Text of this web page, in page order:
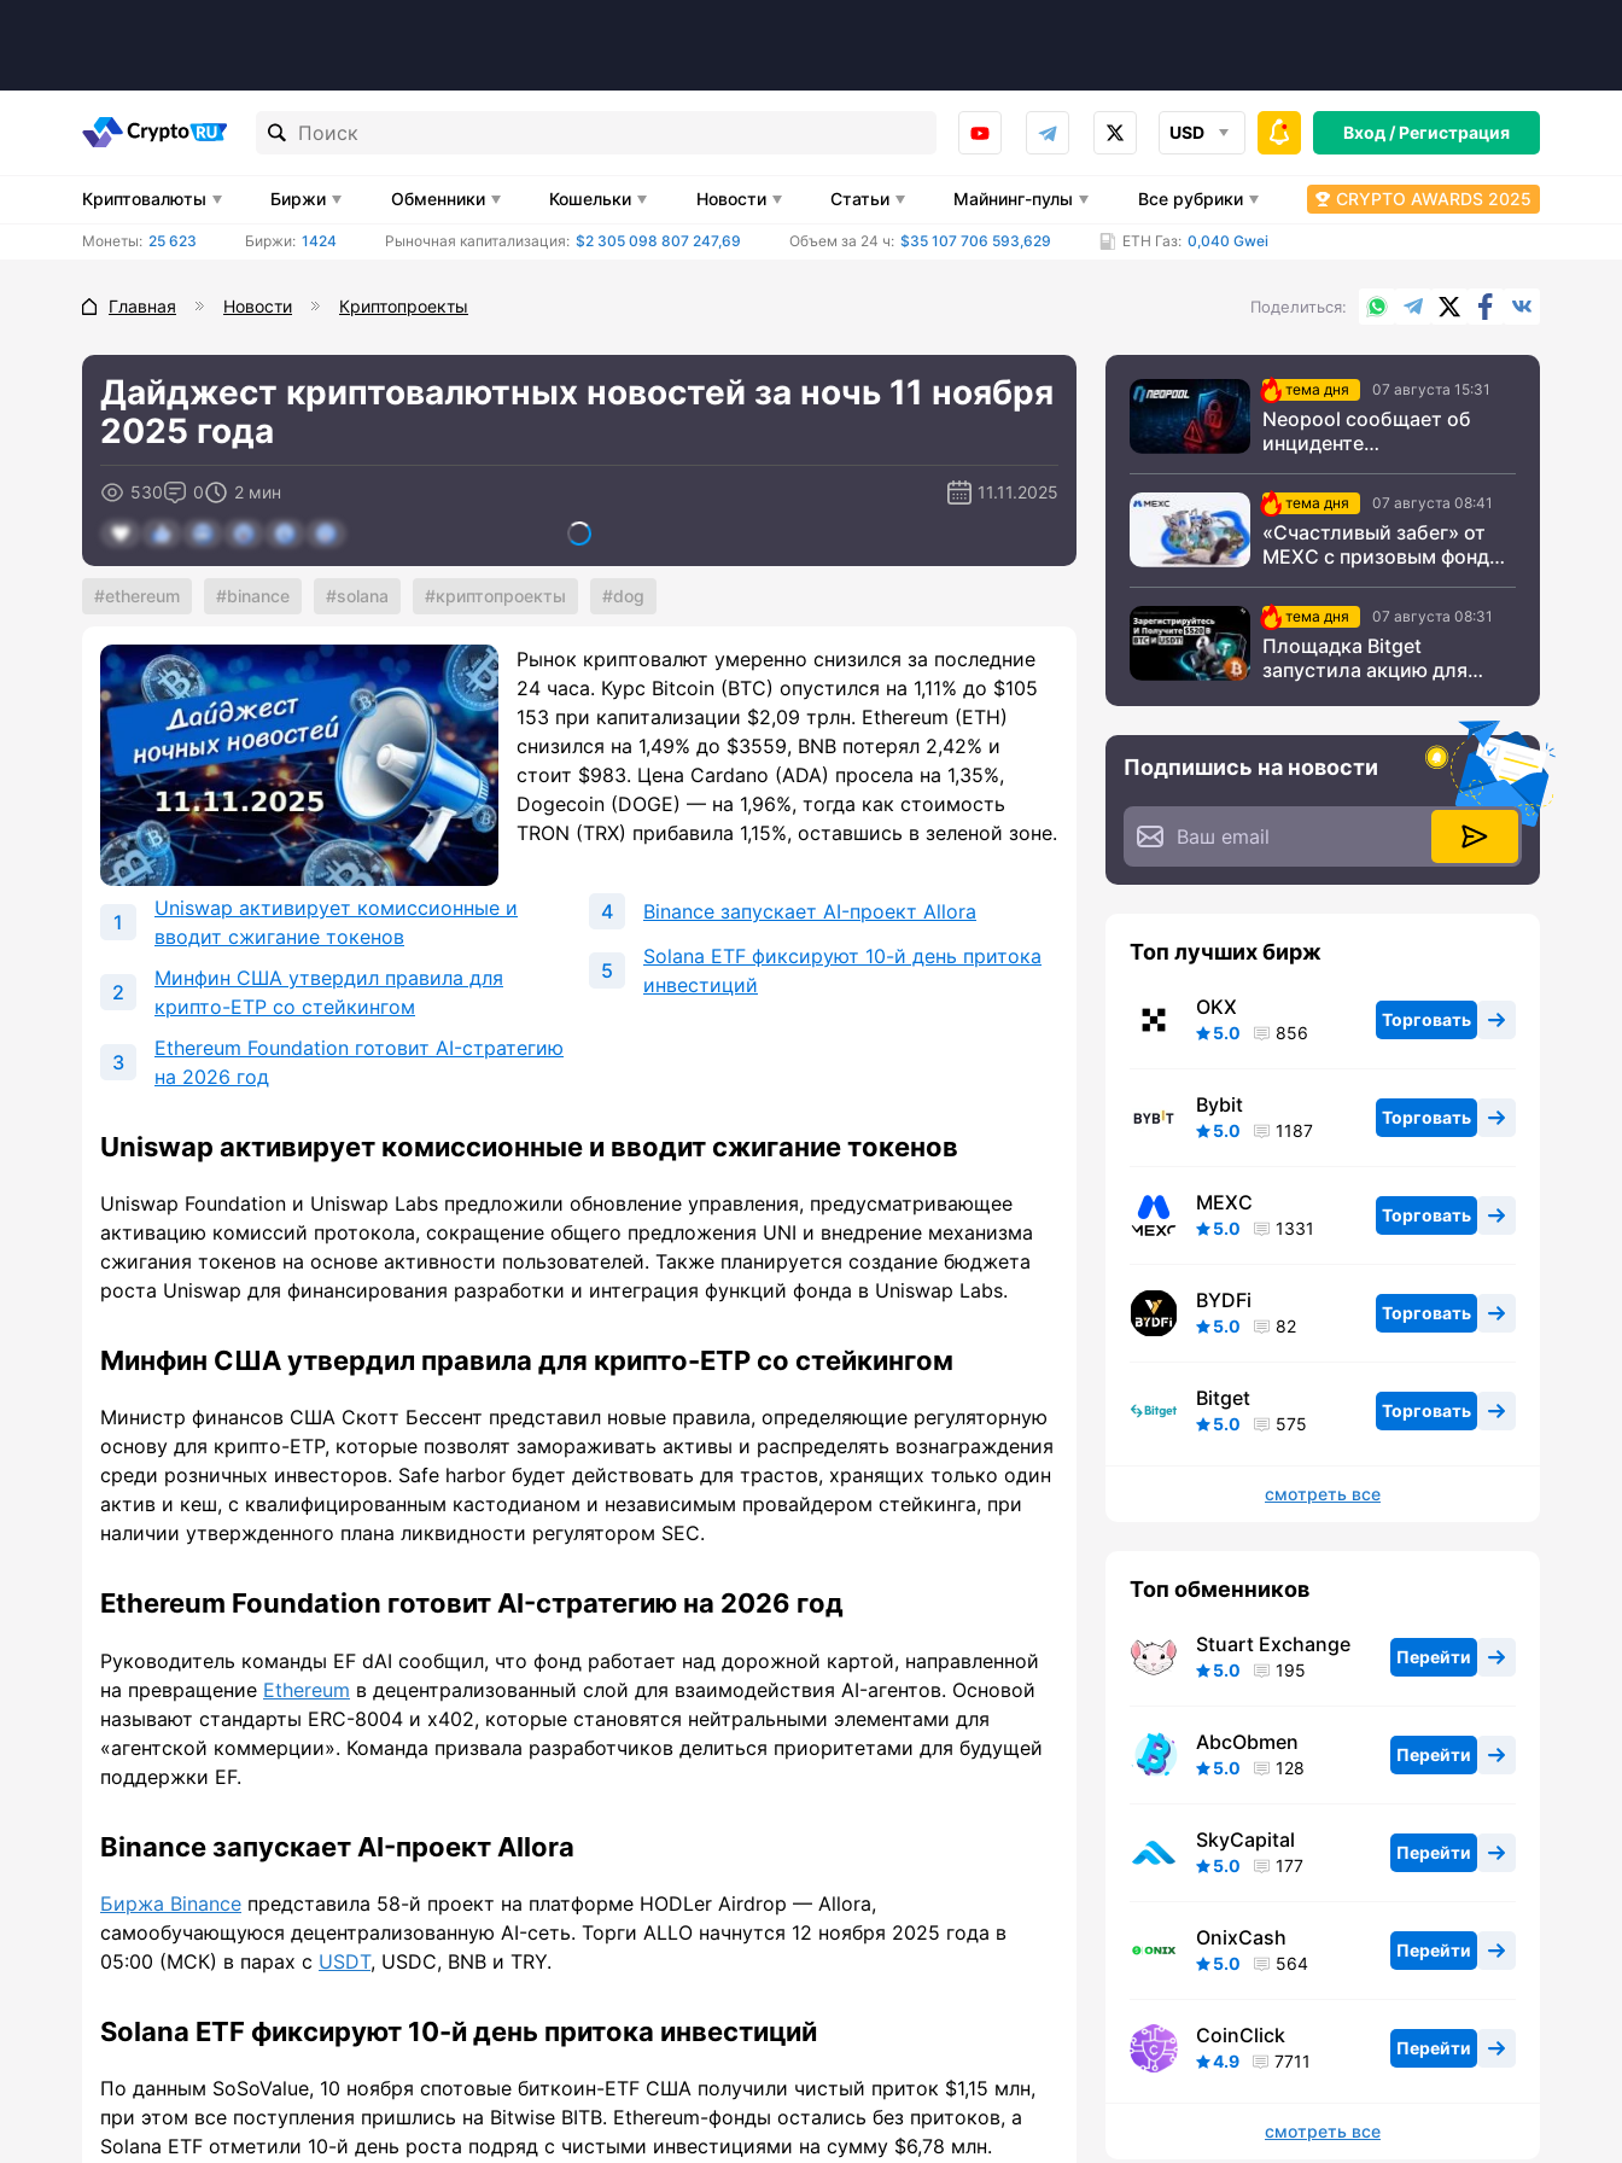
USD Вход /Регистрация
Криптовалюты Биржи Обменники Кошельки Новости Статьи Майнинг-пулы Все рубрики CRYPTO AWARDS 2025
Монеты: 25 623 Биржи: 1424 Рыночная капитализация: $2 305 098 807 247,69 Объем за 24 ч: $35 107 706 593,629 ETH Газ: 0,040 Gwei
Главная Новости Криптопроекты Поделиться WhatsApp
TelegramX.comFacebook
Дайджест криптовалютных новостей за ночь 11 ноября
2025 года
530 0 2 мин 11.11.2025
ethereum binance solana криптопроекты dog
Рынок криптовалют умеренно снизился за последние
24 часа. Курс Bitcoin (BTC) опустился на 1,11% до $105
153 при капитализации $2,09 трлн. Ethereum (ETH)
снизился на 1,49% до $3559, BNB потерял 2,42% и
стоит $983. Цена Cardano (ADA) просела на 1,35%,
Dogecoin (DOGE) — на 1,96%, тогда как стоимость
TRON (TRX) прибавила 1,15%, оставшись в зеленой зоне.
Uniswap активирует комиссионные и
вводит сжигание токенов
Минфин США утвердил правила для
крипто-ETP со стейкингом
Ethereum Foundation готовит AI-стратегию
на 2026 год
Binance запускает AI-проект Allora
Solana ETF фиксируют 10-й день притока
инвестиций
Uniswap активирует комиссионные и вводит сжигание токенов
Uniswap Foundation и Uniswap Labs предложили обновление управления, предусматривающее
активацию комиссий протокола, сокращение общего предложения UNI и внедрение механизма
сжигания токенов на основе активности пользователей. Также планируется создание бюджета
роста Uniswap для финансирования разработки и интеграция функций фонда в Uniswap Labs.
Минфин США утвердил правила для крипто-ETP со стейкингом
Министр финансов США Скотт Бессент представил новые правила, определяющие регуляторную
основу для крипто-ETP, которые позволят замораживать активы и распределять вознаграждения
среди розничных инвесторов. Safe harbor будет действовать для трастов, хранящих только один
актив и кеш, с квалифицированным кастодианом и независимым провайдером стейкинга, при
наличии утвержденного плана ликвидности регулятором SEC.
Ethereum Foundation готовит AI-стратегию на 2026 год
Руководитель команды EF dAI сообщил, что фонд работает над дорожной картой, направленной
на превращение Ethereum в децентрализованный слой для взаимодействия AI-агентов. Основой
называют стандарты ERC-8004 и x402, которые становятся нейтральными элементами для
«агентской коммерции». Команда призвала разработчиков делиться приоритетами для будущей
поддержки EF.
Binance запускает AI-проект Allora
Биржа Binance представила 58-й проект на платформе HODLer Airdrop — Allora,
самообучающуюся децентрализованную AI-сеть. Торги ALLO начнутся 12 ноября 2025 года в
05:00 (МСК) в парах с USDT, USDC, BNB и TRY.
Solana ETF фиксируют 10-й день притока инвестиций
По данным SoSoValue, 10 ноября спотовые биткоин-ETF США получили чистый приток $1,15 млн,
при этом все поступления пришлись на Bitwise BITB. Ethereum-фонды остались без притоков, а
Solana ETF отметили 10-й день роста подряд с чистыми инвестициями на сумму $6,78 млн.
тема дня 07 августа 15:31
Neopool сообщает об
инциденте
безопасности
тема дня 07 августа 08:41
«Счастливый забег» от
MEXC с призовым фондом
тема дня 07 августа 08:31
Площадка Bitget
запустила акцию для
Подпишись на новости
Топ лучших бирж
OKX
5.0 856
Торговать
Bybit
5.0 1187
Торговать
MEXC
5.0 1331
Торговать
BYDFi
5.0 82
Торговать
Bitget
5.0 575
Торговать
смотреть все
Топ обменников
Stuart Exchange
5.0 195
Перейти
AbcObmen
5.0 128
Перейти
SkyCapital
5.0 177
Перейти
OnixCash
5.0 564
Перейти
CoinClick
4.9 7711
Перейти
смотреть все